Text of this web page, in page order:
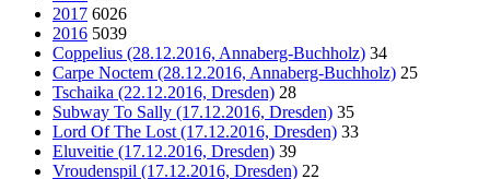
2017 6026
2016 5039
Coppelius (28.12.2016, Annaberg-Buchholz) 34
Carpe Noctem (28.12.2016, Annaberg-Buchholz) 25
Tschaika (22.12.2016, Dresden) 28
Subway To Sally (17.12.2016, Dresden) 35
Lord Of The Lost (17.12.2016, Dresden) 33
Eluveitie (17.12.2016, Dresden) 39
Vroudenspil (17.12.2016, Dresden) 22